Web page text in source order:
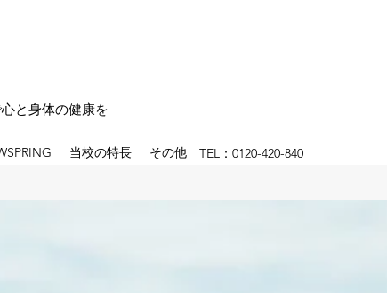
と身体の健康を
TEL：0120-420-840
当校の特長 その他